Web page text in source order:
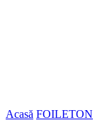
Acasă FOILETON